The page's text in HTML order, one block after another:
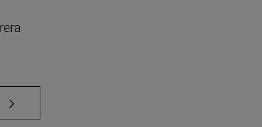
TAB para desplazarse.